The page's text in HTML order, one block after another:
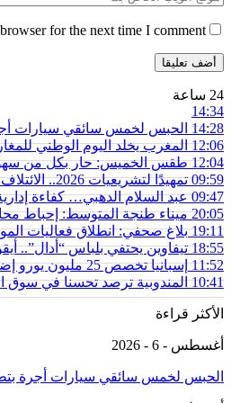
for the next time I comment.
24 ساعة
14:34
14:28 الحبس لخمس سائقي سيارات
12:06 المغرب يخلد اليوم الوطني
12:04 طقس الخميس: ﺣﺎﺭ بكل من
09:59 تمهيدًا لتشريعيات 2026.. الائتلاف المدني من أجل الجبل يطلق حملة وطنية للمطالبة بـ”تعاقد سياسي منصف” مع المناطق الجبلية
09:47 عبد السلام الدهبي… كفاءة
20:05 ميناء طنجة المتوسط: إحباط محاولة تهريب 350 كيلوغراما من
19:11 بلاغ صحفي: انطلاق فعاليات
18:55 تيفاوين يحتفي بلباس “أدال”..
11:52 إسبانيا تخصص 25 مليون يورو إضافية لرعاية القاصرين المهاجرين في سبتة
10:41 المندوبية ترصد تحسنا في سوق
الأكثر قراءة
أغسطس - 6 - 2026
الحبس لخمس سائقي سيارات أجرة